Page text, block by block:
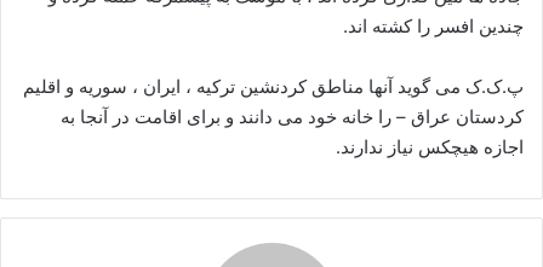
چندین افسر را کشته اند.
پ.ک.ک می گوید آنها مناطق کردنشین ترکیه ، ایران ، سوریه و اقلیم
کردستان عراق – را خانه خود می دانند و برای اقامت در آنجا به
اجازه هیچکس نیاز ندارند.